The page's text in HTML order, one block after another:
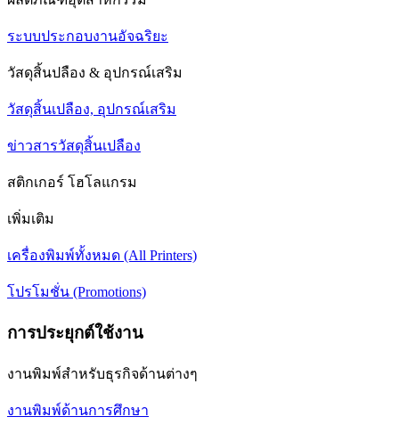
ระบบประกอบงานอัจฉริยะ
วัสดุสิ้นปลือง & อุปกรณ์เสริม
วัสดุสิ้นเปลือง, อุปกรณ์เสริม
ข่าวสารวัสดุสิ้นเปลือง
สติกเกอร์ โฮโลแกรม
เพิ่มเติม
เครื่องพิมพ์ทั้งหมด (All Printers)
โปรโมชั่น (Promotions)
การประยุกต์ใช้งาน
งานพิมพ์สำหรับธุรกิจด้านต่างๆ
งานพิมพ์ด้านการศึกษา